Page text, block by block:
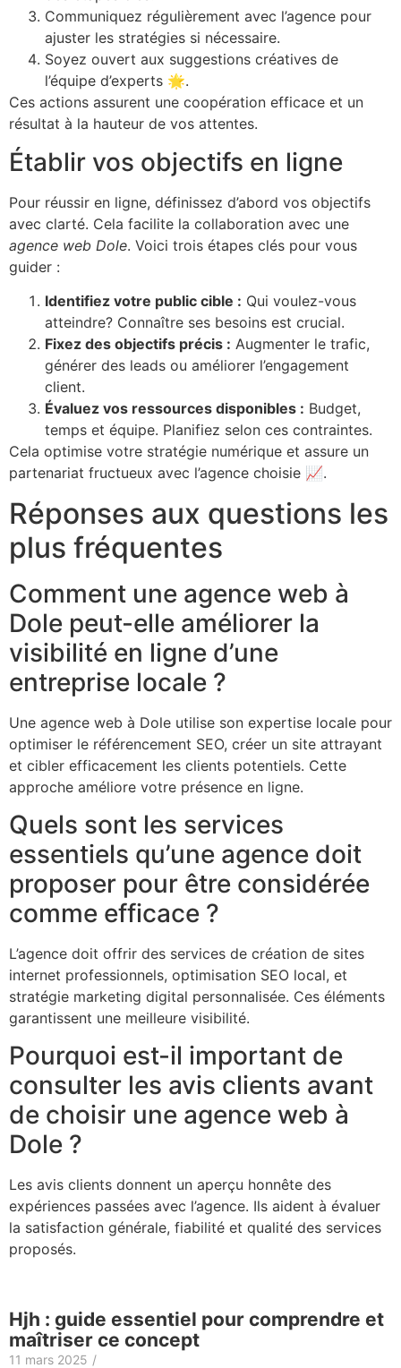
Communiquez régulièrement avec l’agence pour
ajuster les stratégies si nécessaire.
Soyez ouvert aux suggestions créatives de
l’équipe d’experts 🌟.
Ces actions assurent une coopération efficace et un
résultat à la hauteur de vos attentes.
Établir vos objectifs en ligne
Pour réussir en ligne, définissez d’abord vos objectifs
avec clarté. Cela facilite la collaboration avec une
agence web Dole. Voici trois étapes clés pour vous
guider :
Identifiez votre public cible : Qui voulez-vous
atteindre? Connaître ses besoins est crucial.
Fixez des objectifs précis : Augmenter le trafic,
générer des leads ou améliorer l’engagement
client.
Évaluez vos ressources disponibles : Budget,
temps et équipe. Planifiez selon ces contraintes.
Cela optimise votre stratégie numérique et assure un
partenariat fructueux avec l’agence choisie 📈.
Réponses aux questions les
plus fréquentes
Comment une agence web à
Dole peut-elle améliorer la
visibilité en ligne d’une
entreprise locale ?
Une agence web à Dole utilise son expertise locale pour
optimiser le référencement SEO, créer un site attrayant
et cibler efficacement les clients potentiels. Cette
approche améliore votre présence en ligne.
Quels sont les services
essentiels qu’une agence doit
proposer pour être considérée
comme efficace ?
L’agence doit offrir des services de création de sites
internet professionnels, optimisation SEO local, et
stratégie marketing digital personnalisée. Ces éléments
garantissent une meilleure visibilité.
Pourquoi est-il important de
consulter les avis clients avant
de choisir une agence web à
Dole ?
Les avis clients donnent un aperçu honnête des
expériences passées avec l’agence. Ils aident à évaluer
la satisfaction générale, fiabilité et qualité des services
proposés.
Hjh : guide essentiel pour comprendre et
maîtriser ce concept
11 mars 2025 /